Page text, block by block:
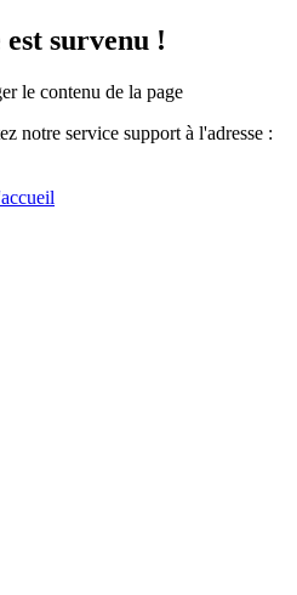
survenu !
le contenu de la page
notre service support à l'adresse :